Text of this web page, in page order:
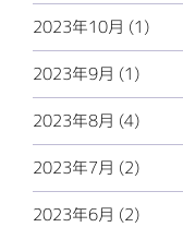
2023年10月 (1)
2023年9月 (1)
2023年8月 (4)
2023年7月 (2)
2023年6月 (2)